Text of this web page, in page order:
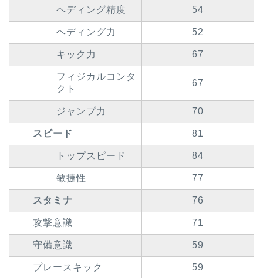
ヘディング精度 54
ヘディング力 52
キック力 67
フィジカルコンタ
クト
67
ジャンプ力 70
スピード 81
トップスピード 84
敏捷性 77
スタミナ 76
攻撃意識 71
守備意識 59
プレースキック 59